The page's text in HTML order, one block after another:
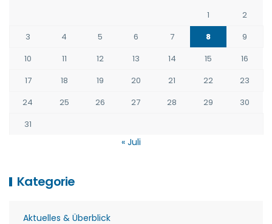
1
2
3
4 5 6 7 8
9
10
11 12 13 14 15
16
17
18 19 20 21 22
23
24
25 26 27 28 29
30
31
« Juli
Kategorie
Aktuelles & Überblick